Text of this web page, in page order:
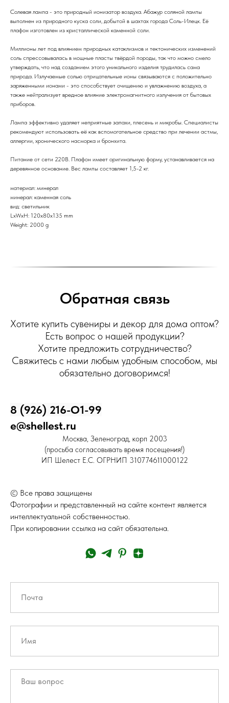
Солевая лампа - это природный ионизатор воздуха. Абажур соляной лампы
выполнен из природного куска соли, добытой в шахтах города Соль-Илецк. Её
плафон изготовлен из кристаллической каменной соли.
Миллионы лет под влиянием природных катаклизмов и тектонических изменений
соль спрессовывалась в мощные пласты твёрдой породы, так что можно смело
утверждать, что над созданием этого уникального изделия трудилась сама
природа. Излучаемые солью отрицательные ионы связываются с положительно
заряженными ионами - это способствует очищению и увлажнению воздуха, а
также нейтрализует вредное влияние электромагнитного излучения от бытовых
приборов.
Лампа эффективно удаляет неприятные запахи, плесень и микробы. Специалисты
рекомендуют использовать её как вспомогательное средство при лечении астмы,
аллергии, хронического насморка и бронхита.
Питание от сети 220В. Плафон имеет оригинальную форму, устанавливается на
деревянное основание. Вес лампы составляет 1,5-2 кг.
материал: минерал
минерал: каменная соль
вид: светильник
LxWxH: 120x80x135 mm
Weight: 2000 g
Обратная связь
Хотите купить сувениры и декор для дома оптом?
Есть вопрос о нашей продукции?
Хотите предложить сотрудничество?
Свяжитесь с нами любым удобным способом, мы
обязательно договоримся!
8 (926) 216-О1-99
e@shellest.ru
Москва, Зеленоград, корп 2003
(просьба согласовывать время посещения!)
ИП Шелест Е.С. ОГРНИП 310774611000122
© Все права защищены
Фотографии и представленный на сайте контент является
интеллектуальной собственностью.
При копировании ссылка на сайт обязательна.